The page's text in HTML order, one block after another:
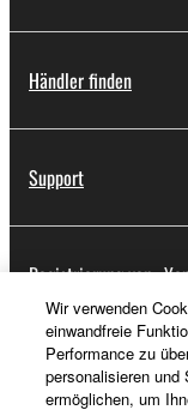
Händler finden
Support
Registrierung von
Über Yamaha
Wir verwenden
einwandfreie
Performance zu
personalisieren und
ermöglichen, um